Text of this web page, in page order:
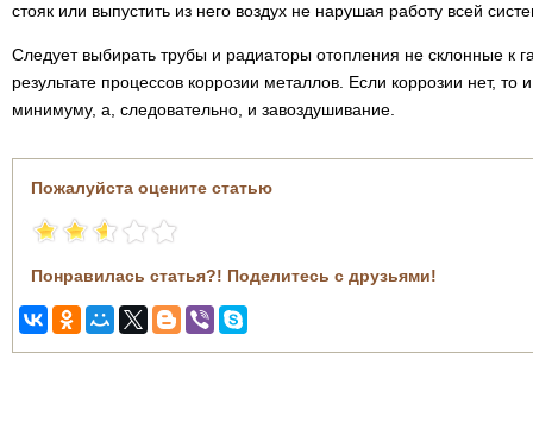
стояк или выпустить из него воздух не нарушая работу всей
Следует выбирать трубы и радиаторы отопления не склонные к
результате процессов коррозии металлов. Если коррозии нет, то
минимуму, а, следовательно, и завоздушивание.
Пожалуйста оцените статью
Понравилась статья?! Поделитесь с друзьями!